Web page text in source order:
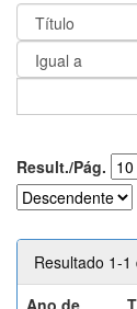
Result./Pág.
Resultado 1-1
Ano de